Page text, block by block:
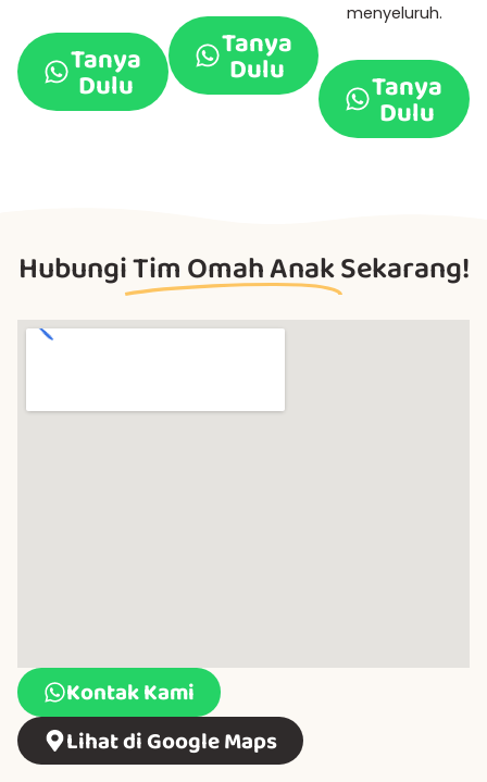
Tanya
Dulu
Tanya
Dulu
menyeluruh.
Tanya
Dulu
HubungiTim Omah AnakSekarang!
Kontak Kami
Lihat di Google Maps